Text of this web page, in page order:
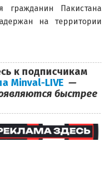
гражданин Пакистана
на территории
к подписчикам
Minval-LIVE —
быстрее